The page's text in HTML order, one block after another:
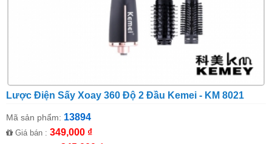
Lược Điện Sấy Xoay 360 Độ 2 Đầu Kemei - KM 8021
Mã sản phẩm: 13894
Giá bán : 349,000 ₫